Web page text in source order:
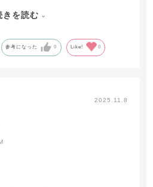
いめのピンクかもです
きを読む
参考になった 0 Like! 0
2025.11.8